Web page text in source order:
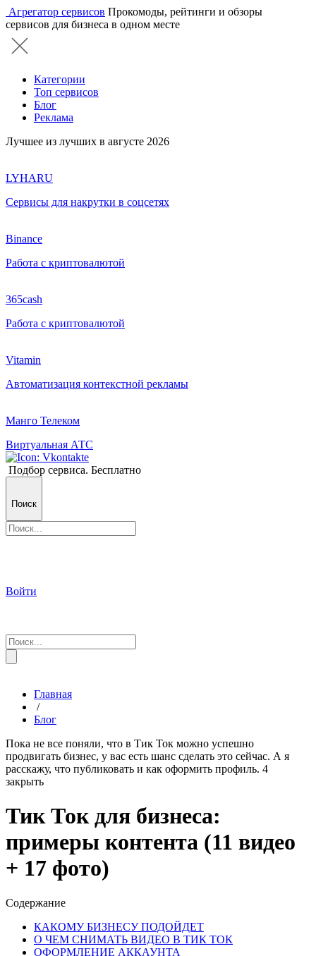
Агрегатор сервисов Прокомоды, рейтинги и обзоры
сервисов для бизнеса в одном месте
Категории
Топ сервисов
Блог
Реклама
Лучшее из лучших в августе 2026
LYHARU
Сервисы для накрутки в соцсетях
Binance
Работа с криптовалютой
365cash
Работа с криптовалютой
Vitamin
Автоматизация контекстной рекламы
Манго Телеком
Виртуальная АТС
Подбор сервиса. Бесплатно
Поиск
Войти
Главная
/
Блог
Пока не все поняли, что в Тик Ток можно успешно
продвигать бизнес, у вас есть шанс сделать это сейчас. А я
расскажу, что публиковать и как оформить профиль. 4
закрыть
Тик Ток для бизнеса:
примеры контента (11 видео
+ 17 фото)
Содержание
КАКОМУ БИЗНЕСУ ПОДОЙДЕТ
О ЧЕМ СНИМАТЬ ВИДЕО В ТИК ТОК
ОФОРМЛЕНИЕ АККАУНТА